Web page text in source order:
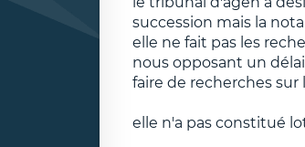
succession mais la
elle ne fait pas les
nous opposant un
faire de recherches sur
elle n'a pas constitué